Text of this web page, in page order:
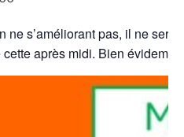
ne s’améliorant pas, il ne
après midi. Bien